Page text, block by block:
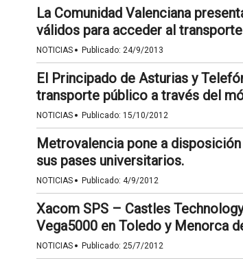
La Comunidad Valenciana
válidos para acceder al
NOTICIAS · Publicado: 24/9/2013
El Principado de Asturias y
transporte público a través del
NOTICIAS · Publicado: 15/10/2012
Metrovalencia pone a
sus pases universitarios.
NOTICIAS · Publicado: 4/9/2012
Xacom SPS – Castles
Vega5000 en Toledo y Menorca
NOTICIAS · Publicado: 25/7/2012